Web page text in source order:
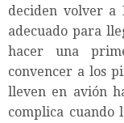
deciden volver a
adecuado para
hacer una
convencer a los
lleven en avión
complica cuando